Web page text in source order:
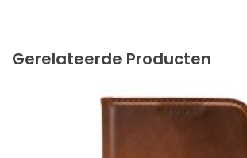
Gerelateerde Producten